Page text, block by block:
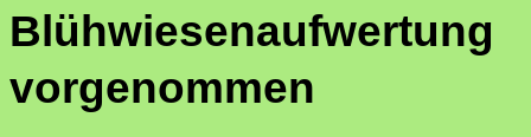
Blühwiesenaufwertung
vorgenommen